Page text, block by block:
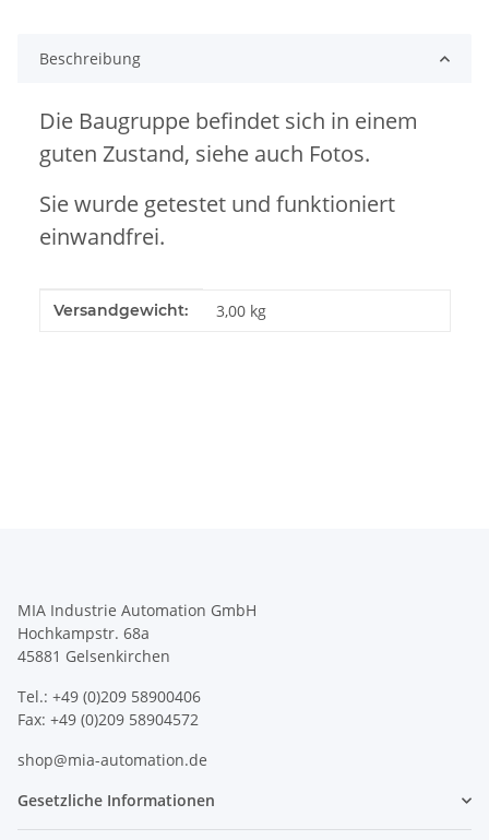
Beschreibung
Die Baugruppe befindet sich in einem
guten Zustand, siehe auch Fotos.
Siewurde getestet und funktioniert
einwandfrei.
Produkteigenschaft
Wert
Versandgewicht: 3,00 kg
MIA Industrie Automation GmbH
Hochkampstr. 68a
45881 Gelsenkirchen
Tel.: +49 (0)209 58900406
Fax: +49 (0)209 58904572
shop@mia-automation.de
Gesetzliche Informationen